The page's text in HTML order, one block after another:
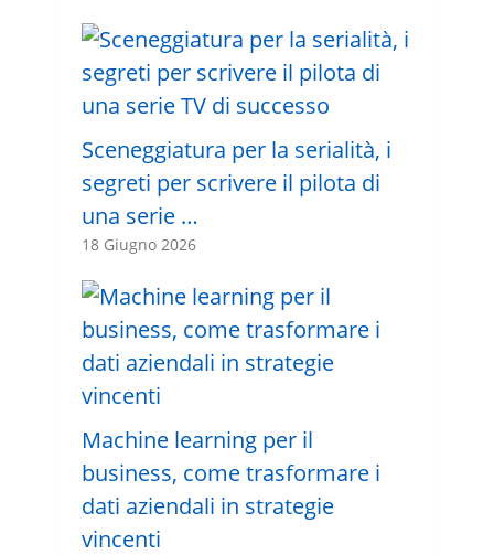
Sceneggiatura per la serialità, i
segreti per scrivere il pilota di
una serie …
18 Giugno 2026
Machine learning per il
business, come trasformare i
dati aziendali in strategie
vincenti